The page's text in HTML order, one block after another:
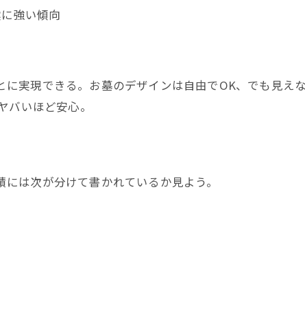
強い傾向
実現できる。お墓のデザインは自由でOK、でも見え
いほど安心。
は次が分けて書かれているか見よう。